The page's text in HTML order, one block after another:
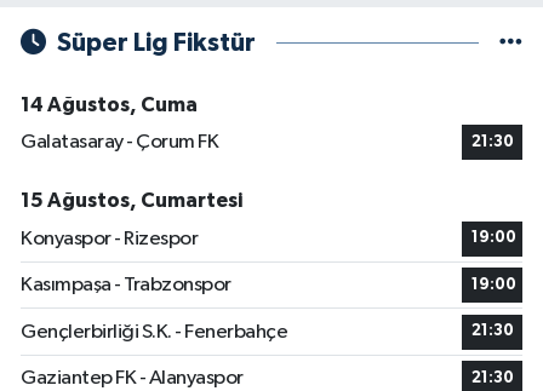
Süper Lig Fikstür
14 Ağustos, Cuma
Galatasaray - Çorum FK
21:30
15 Ağustos, Cumartesi
Konyaspor - Rizespor
19:00
Kasımpaşa - Trabzonspor 19:00
Gençlerbirliği S.K. - Fenerbahçe 21:30
Gaziantep FK - Alanyaspor 21:30